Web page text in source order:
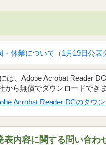
休業について（1月19日公表
は、Adobe Acrobat Reader
から無償でダウンロードできま
Acrobat Reader DCのダウ
表内容に関する問い合わ